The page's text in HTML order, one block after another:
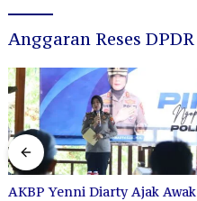
Anggaran Reses DPDR
AKBP Yenni Diarty Ajak Awak